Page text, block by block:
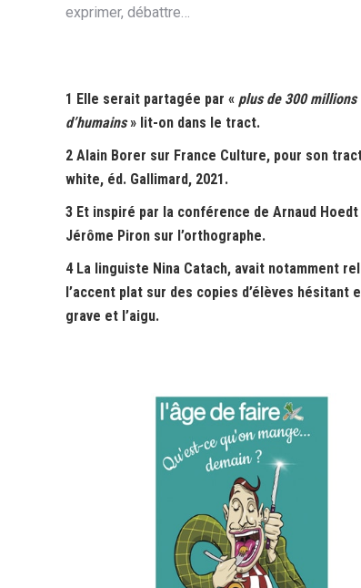
exprimer, débattre…
1 Elle serait partagée par « plus de 300 millions
d’humains » lit-on dans le tract.
2 Alain Borer sur France Culture, pour son
white, éd. Gallimard, 2021.
3 Et inspiré par la conférence de Arnaud
Jérôme Piron sur l’orthographe.
4 La linguiste Nina Catach, avait notamment
l’accent plat sur des copies d’élèves hésitant
grave et l’aigu.